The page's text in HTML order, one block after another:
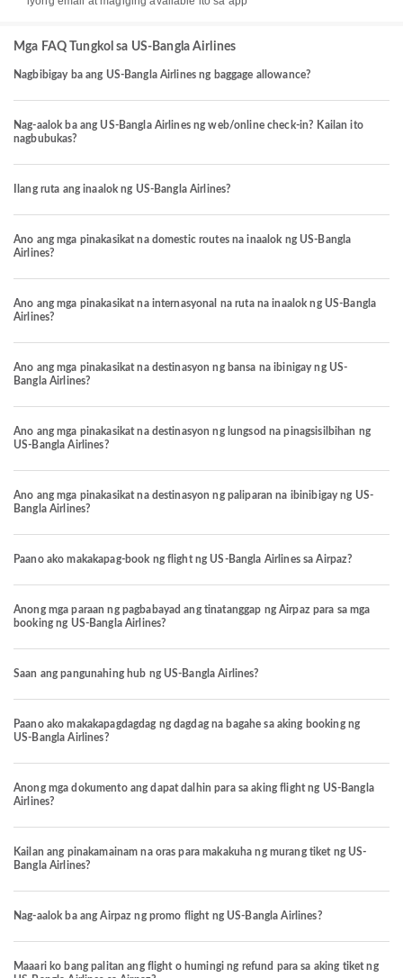
Mga FAQ Tungkol sa US-Bangla Airlines
Nagbibigay ba ang US-Bangla Airlines ng baggage allowance?
Nag-aalok ba ang US-Bangla Airlines ng web/online check-in? Kailan ito
nagbubukas?
Ilang ruta ang inaalok ng US-Bangla Airlines?
Ano ang mga pinakasikat na domestic routes na inaalok ng US-Bangla
Airlines?
Ano ang mga pinakasikat na internasyonal na ruta na inaalok ng US-Bangla
Airlines?
Ano ang mga pinakasikat na destinasyon ng bansa na ibinigay ng US-
Bangla Airlines?
Ano ang mga pinakasikat na destinasyon ng lungsod na pinagsisilbihan ng
US-Bangla Airlines?
Ano ang mga pinakasikat na destinasyon ng paliparan na ibinibigay ng US-
Bangla Airlines?
Paano ako makakapag-book ng flight ng US-Bangla Airlines sa Airpaz?
Anong mga paraan ng pagbabayad ang tinatanggap ng Airpaz para sa mga
booking ng US-Bangla Airlines?
Saan ang pangunahing hub ng US-Bangla Airlines?
Paano ako makakapagdagdag ng dagdag na bagahe sa aking booking ng
US-Bangla Airlines?
Anong mga dokumento ang dapat dalhin para sa aking flight ng US-Bangla
Airlines?
Kailan ang pinakamainam na oras para makakuha ng murang tiket ng US-
Bangla Airlines?
Nag-aalok ba ang Airpaz ng promo flight ng US-Bangla Airlines?
Maaari ko bang palitan ang flight o humingi ng refund para sa aking tiket ng